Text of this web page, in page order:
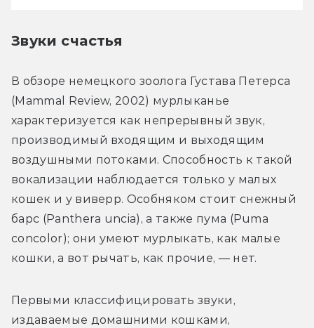
Звуки счастья
В обзоре немецкого зоолога Густава Петерса
(Mammal Review, 2002) мурлыканье
характеризуется как непрерывный звук,
производимый входящим и выходящим
воздушными потоками. Способность к такой
вокализации наблюдается только у малых
кошек и у виверр. Особняком стоит снежный
барс (Panthera uncia), а также пума (Puma
concolor); они умеют мурлыкать, как малые
кошки, а вот рычать, как прочие, — нет.
Первыми классифицировать звуки,
издаваемые домашними кошками,